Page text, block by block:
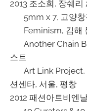
2013 조소희, 장쉐리
5mm x 7, 고양창
Feminism, 김해
Another Chain
스트
Art Link Project,
션센타, 서울, 평창
2012 패션아트비엔